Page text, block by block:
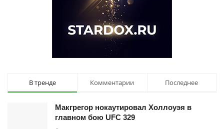
В тренде Комментарии Последнее
Макгрегор нокаутировал Холлоуэя в
главном бою UFC 329